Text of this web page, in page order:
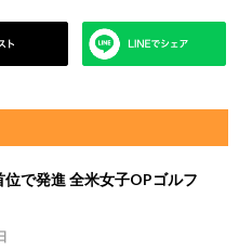
で発進 全米女子OPゴルフ